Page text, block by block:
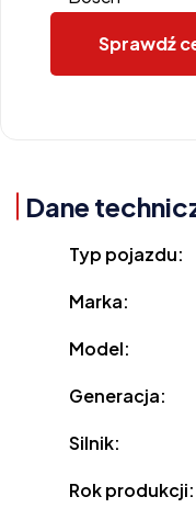
Sprawdź
Dane
Typ pojazdu:
Marka:
Model:
Generacja:
Silnik:
Rok produkcji: